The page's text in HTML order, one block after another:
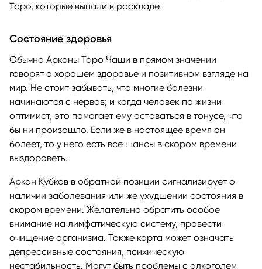
Таро, которые выпали в раскладе.
Состояние здоровья
Обычно Арканы Таро Чаши в прямом значении
говорят о хорошем здоровье и позитивном взгляде на
мир. Не стоит забывать, что многие болезни
начинаются с нервов; и когда человек по жизни
оптимист, это помогает ему оставаться в тонусе, что
бы ни произошло. Если же в настоящее время он
болеет, то у него есть все шансы в скором времени
выздороветь.
Аркан Кубков в обратной позиции сигнализирует о
наличии заболевания или же ухудшении состояния в
скором времени. Желательно обратить особое
внимание на лимфатическую систему, провести
очищение организма. Также карта может означать
депрессивные состояния, психическую
нестабильность. Могут быть проблемы с алкоголем